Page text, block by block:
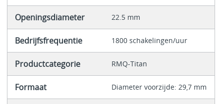
Openingsdiameter 22.5 mm
Bedrijfsfrequentie 1800 schakelingen/uur
Productcategorie RMQ-Titan
Formaat Diameter voorzijde: 29,7 mm